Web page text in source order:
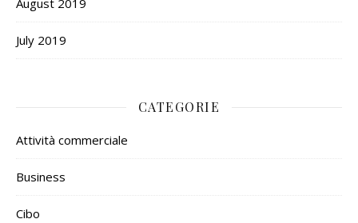
August 2019
July 2019
CATEGORIE
Attività commerciale
Business
Cibo